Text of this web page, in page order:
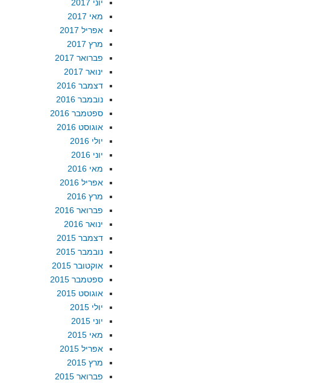
יוני 2017
מאי 2017
אפריל 2017
מרץ 2017
פברואר 2017
ינואר 2017
דצמבר 2016
נובמבר 2016
ספטמבר 2016
אוגוסט 2016
יולי 2016
יוני 2016
מאי 2016
אפריל 2016
מרץ 2016
פברואר 2016
ינואר 2016
דצמבר 2015
נובמבר 2015
אוקטובר 2015
ספטמבר 2015
אוגוסט 2015
יולי 2015
יוני 2015
מאי 2015
אפריל 2015
מרץ 2015
פברואר 2015